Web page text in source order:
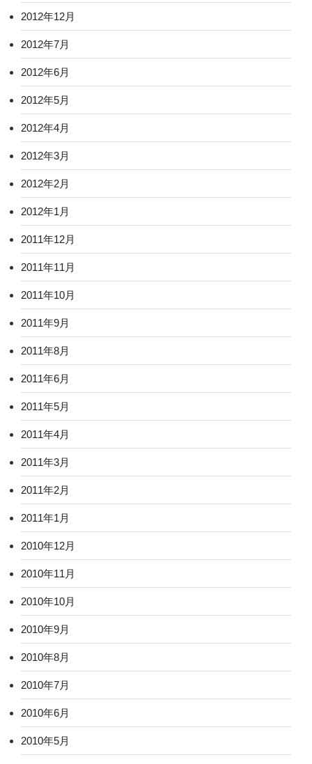
2012年12月
2012年7月
2012年6月
2012年5月
2012年4月
2012年3月
2012年2月
2012年1月
2011年12月
2011年11月
2011年10月
2011年9月
2011年8月
2011年6月
2011年5月
2011年4月
2011年3月
2011年2月
2011年1月
2010年12月
2010年11月
2010年10月
2010年9月
2010年8月
2010年7月
2010年6月
2010年5月